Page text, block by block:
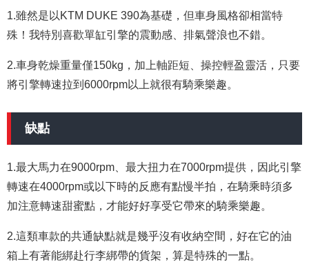
1.雖然是以KTM DUKE 390為基礎，但車身風格卻相當特
殊！我特別喜歡單缸引擎的震動感、排氣聲浪也不錯。
2.車身乾燥重量僅150kg，加上軸距短、操控輕盈靈活，只要
將引擎轉速拉到6000rpm以上就很有騎乘樂趣。
缺點
1.最大馬力在9000rpm、最大扭力在7000rpm提供，因此引擎
轉速在4000rpm或以下時的反應有點慢半拍，在騎乘時須多
加注意轉速甜蜜點，才能好好享受它帶來的騎乘樂趣。
2.這類車款的共通缺點就是幾乎沒有收納空間，好在它的油
箱上有著能綁赴行李綁帶的貨架，算是特殊的一點。